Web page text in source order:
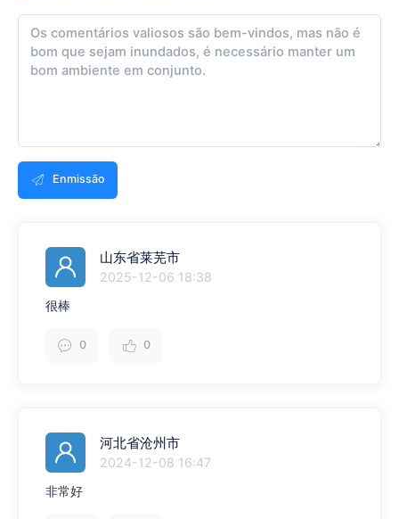
Enmissão
山东省莱芜市
2025-12-06 18:38
很棒
0 0
河北省沧州市
2024-12-08 16:47
非常好